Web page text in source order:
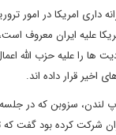
داری امریکا در امور
علیه ایران معروف
را علیه حزب الله
اخیر قرار داده اند.
لندن، سزوبن که در
شرکت کرده بود گفت